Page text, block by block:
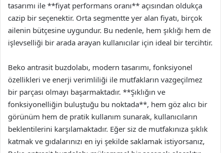
tasarımı ile **fiyat performans oranı** açısından oldukça
cazip bir seçenektir. Orta segmentte yer alan fiyatı, birçok
ailenin bütçesine uygundur. Bu nedenle, hem şıklığı hem de
işlevselliği bir arada arayan kullanıcılar için ideal bir tercihtir.
Beko antrasit buzdolabı, modern tasarımı, fonksiyonel
özellikleri ve enerji verimliliği ile mutfakların vazgeçilmez
bir parçası olmayı başarmaktadır. **Şıklığın ve
fonksiyonelliğin buluştuğu bu noktada**, hem göz alıcı bir
görünüm hem de pratik kullanım sunarak, kullanıcıların
beklentilerini karşılamaktadır. Eğer siz de mutfakınıza şıklık
katmak ve gıdalarınızı en iyi şekilde saklamak istiyorsanız,